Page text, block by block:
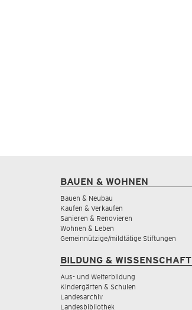
BAUEN & WOHNEN
Bauen & Neubau
Kaufen & Verkaufen
Sanieren & Renovieren
Wohnen & Leben
Gemeinnützige/mildtätige Stiftungen
BILDUNG & WISSENSCHAFT
Aus- und Weiterbildung
Kindergärten & Schulen
Landesarchiv
Landesbibliothek